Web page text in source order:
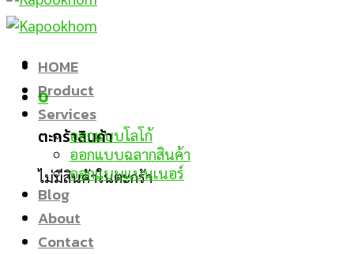
0
ตะกร้าสินค้า
ไม่มีสินค้าในตะกร้า
HOME
Product
Services
ออกแบบโลโก้
ออกแบบฉลากสินค้า
ออกแบบแบนเนอร์
Blog
About
Contact